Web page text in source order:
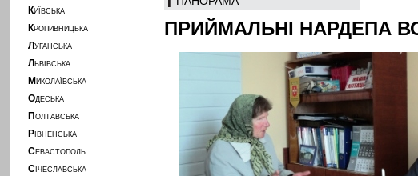
КИЇВСЬКА
КРОПИВНИЦЬКА
Л УГАНСЬКА
Л ЬВІВСЬКА
М ИКОЛАЇВСЬКА
ОДЕСЬКА
П ОЛТАВСЬКА
Р ІВНЕНСЬКА
СЕВАСТОПОЛЬ
С ІЧЕСЛАВСЬКА
ПРИЙМАЛЬНІ НАРДЕПА